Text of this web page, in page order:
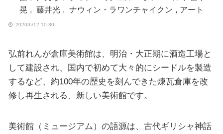
晃 , 藤井光 , ナウィン・ラワンチャイクン , アート
2020/6/12 10:30
弘前れんが倉庫美術館は、明治・大正期に酒造工場と
して建設され、国内で初めて大々的にシードルを製造
するなど、約100年の歴史を刻んできた煉瓦倉庫を改
修し再生される、新しい美術館です。
美術館（ミュージアム）の語源は、古代ギリシャ神話